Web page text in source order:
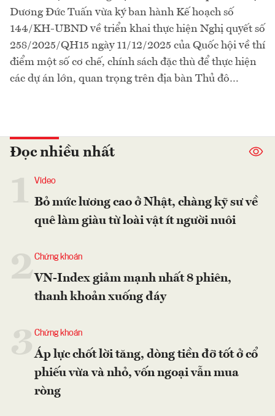
Dương Đức Tuấn vừa ký ban hành Kế hoạch số
144/KH-UBND về triển khai thực hiện Nghị quyết số
258/2025/QH15 ngày 11/12/2025 của Quốc hội về thí
điểm một số cơ chế, chính sách đặc thù để thực hiện
các dự án lớn, quan trọng trên địa bàn Thủ đô…
Đọc nhiều nhất
Video
Bỏ mức lương cao ở Nhật, chàng kỹ sư về
quê làm giàu từ loài vật ít người nuôi
2Chứng khoán
VN-Index giảm mạnh nhất 8 phiên,
thanh khoản xuống đáy
Chứng khoán
Áp lực chốt lời tăng, dòng tiền đỡ tốt ở cổ
phiếu vừa và nhỏ, vốn ngoại vẫn mua
ròng